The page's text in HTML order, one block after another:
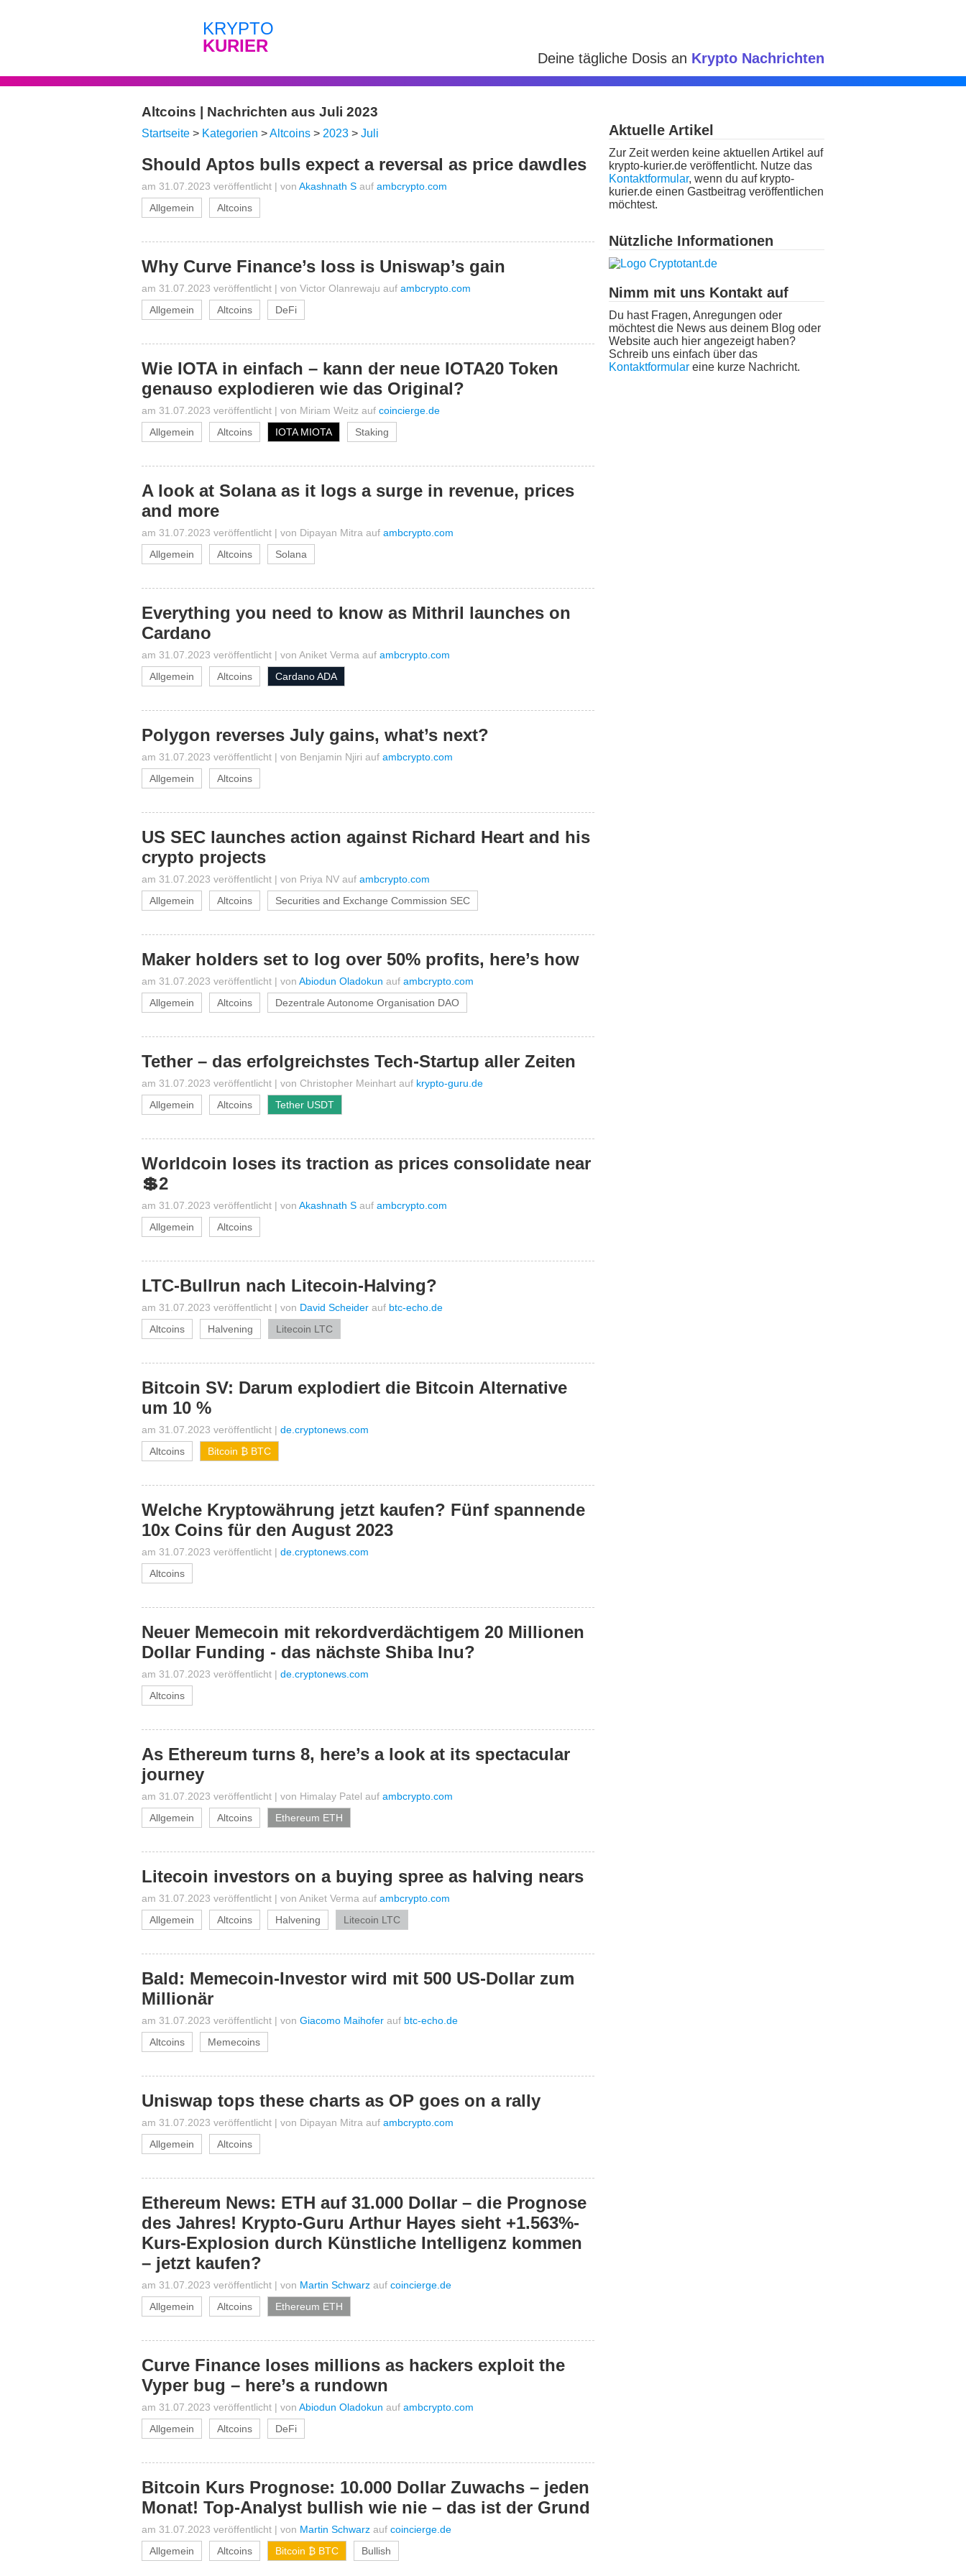
KRYPTO
KURIER
Deine tägliche Dosis an Krypto Nachrichten
Altcoins | Nachrichten aus Juli 2023
Startseite > Kategorien >Altcoins > 2023 > Juli
Should Aptos bulls expect a reversal as price dawdles
am 31.07.2023 veröffentlicht | von Akashnath S auf ambcrypto.com
Allgemein
Altcoins
Why Curve Finance’s loss is Uniswap’s gain
am 31.07.2023 veröffentlicht | von Victor Olanrewaju auf ambcrypto.com
Allgemein
Altcoins DeFi
Wie IOTA in einfach – kann der neue IOTA20 Token
genauso explodieren wie das Original?
am 31.07.2023 veröffentlicht | von Miriam Weitz auf coincierge.de
Allgemein
Altcoins IOTA MIOTA Staking
A look at Solana as it logs a surge in revenue, prices
and more
am 31.07.2023 veröffentlicht | von Dipayan Mitra auf ambcrypto.com
Allgemein
Altcoins Solana
Everything you need to know as Mithril launches on
Cardano
am 31.07.2023 veröffentlicht | von Aniket Verma auf ambcrypto.com
Allgemein
Altcoins Cardano ADA
Polygon reverses July gains, what’s next?
am 31.07.2023 veröffentlicht | von Benjamin Njiri auf ambcrypto.com
Allgemein
Altcoins
US SEC launches action against Richard Heart and his
crypto projects
am 31.07.2023 veröffentlicht | von Priya NV auf ambcrypto.com
Allgemein
Altcoins Securities and Exchange Commission SEC
Maker holders set to log over 50% profits, here’s how
am 31.07.2023 veröffentlicht | von Abiodun Oladokun auf ambcrypto.com
Allgemein
Altcoins Dezentrale Autonome Organisation DAO
Tether – das erfolgreichstes Tech-Startup aller Zeiten
am 31.07.2023 veröffentlicht | von Christopher Meinhart auf krypto-guru.de
Allgemein
Altcoins Tether USDT
Worldcoin loses its traction as prices consolidate near
💲2
am 31.07.2023 veröffentlicht | von Akashnath S auf ambcrypto.com
Allgemein
Altcoins
LTC-Bullrun nach Litecoin-Halving?
am 31.07.2023 veröffentlicht | von David Scheider auf btc-echo.de
Altcoins
Halvening Litecoin LTC
Bitcoin SV: Darum explodiert die Bitcoin Alternative
um 10 %
am 31.07.2023 veröffentlicht | de.cryptonews.com
Altcoins
Bitcoin ₿ BTC
Welche Kryptowährung jetzt kaufen? Fünf spannende
10x Coins für den August 2023
am 31.07.2023 veröffentlicht | de.cryptonews.com
Altcoins
Neuer Memecoin mit rekordverdächtigem 20 Millionen
Dollar Funding - das nächste Shiba Inu?
am 31.07.2023 veröffentlicht | de.cryptonews.com
Altcoins
As Ethereum turns 8, here’s a look at its spectacular
journey
am 31.07.2023 veröffentlicht | von Himalay Patel auf ambcrypto.com
Allgemein
Altcoins Ethereum ETH
Litecoin investors on a buying spree as halving nears
am 31.07.2023 veröffentlicht | von Aniket Verma auf ambcrypto.com
Allgemein
Altcoins Halvening Litecoin LTC
Bald: Memecoin-Investor wird mit 500 US-Dollar zum
Millionär
am 31.07.2023 veröffentlicht | von Giacomo Maihofer auf btc-echo.de
Altcoins
Memecoins
Uniswap tops these charts as OP goes on a rally
am 31.07.2023 veröffentlicht | von Dipayan Mitra auf ambcrypto.com
Allgemein
Altcoins
Ethereum News: ETH auf 31.000 Dollar – die Prognose
des Jahres! Krypto-Guru Arthur Hayes sieht +1.563%-
Kurs-Explosion durch Künstliche Intelligenz kommen
– jetzt kaufen?
am 31.07.2023 veröffentlicht | von Martin Schwarz auf coincierge.de
Allgemein
Altcoins Ethereum ETH
Curve Finance loses millions as hackers exploit the
Vyper bug – here’s a rundown
am 31.07.2023 veröffentlicht | von Abiodun Oladokun auf ambcrypto.com
Allgemein
Altcoins DeFi
Bitcoin Kurs Prognose: 10.000 Dollar Zuwachs – jeden
Monat! Top-Analyst bullish wie nie – das ist der Grund
am 31.07.2023 veröffentlicht | von Martin Schwarz auf coincierge.de
Allgemein
Altcoins Bitcoin ₿ BTC Bullish
Aktuelle Artikel
Zur Zeit werden keine aktuellen Artikel auf
krypto-kurier.de veröffentlicht. Nutze das
Kontaktformular, wenn du auf krypto-
kurier.de einen Gastbeitrag veröffentlichen
möchtest.
Nützliche Informationen
Nimm mit uns Kontakt auf
Du hast Fragen, Anregungen oder
möchtest die News aus deinem Blog oder
Website auch hier angezeigt haben?
Schreib uns einfach über das
Kontaktformular eine kurze Nachricht.